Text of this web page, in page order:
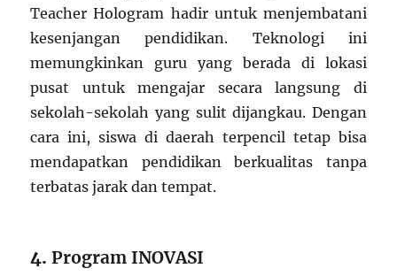
Teacher Hologram hadir untuk menjembatani
kesenjangan pendidikan. Teknologi ini
memungkinkan guru yang berada di lokasi
pusat untuk mengajar secara langsung di
sekolah-sekolah yang sulit dijangkau. Dengan
cara ini, siswa di daerah terpencil tetap bisa
mendapatkan pendidikan berkualitas tanpa
terbatas jarak dan tempat.
4.Program INOVASI